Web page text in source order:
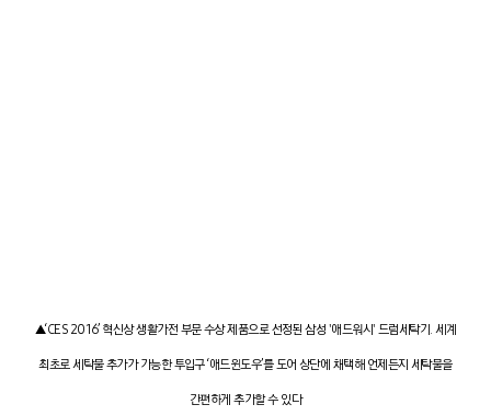
▲‘CES 2016’ 혁신상 생활가전 부문 수상 제품으로 선정된 삼성 '애드워시' 드럼세탁기. 세계
최초로 세탁물 추가가 가능한 투입구 ‘애드윈도우’를 도어 상단에 채택해 언제든지 세탁물을
간편하게 추가할 수 있다